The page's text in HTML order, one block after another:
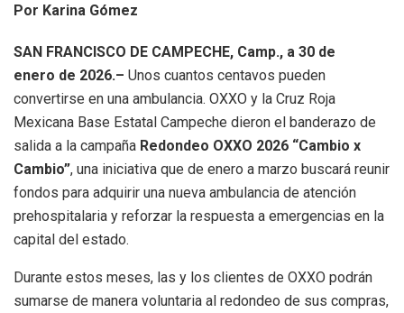
Por Karina Gómez
SAN FRANCISCO DE CAMPECHE, Camp., a 30 de
enero de 2026.– Unos cuantos centavos pueden
convertirse en una ambulancia. OXXO y la Cruz Roja
Mexicana Base Estatal Campeche dieron el banderazo de
salida a la campaña Redondeo OXXO 2026 “Cambio x
Cambio”, una iniciativa que de enero a marzo buscará reunir
fondos para adquirir una nueva ambulancia de atención
prehospitalaria y reforzar la respuesta a emergencias en la
capital del estado.
Durante estos meses, las y los clientes de OXXO podrán
sumarse de manera voluntaria al redondeo de sus compras,